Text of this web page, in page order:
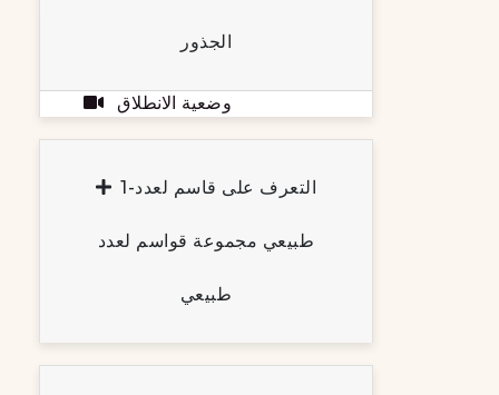
الجذور
وضعية الانطلاق
1-التعرف على قاسم لعدد
طبيعي مجموعة قواسم لعدد
طبيعي